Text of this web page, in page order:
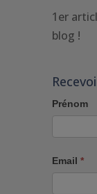
1er
blog !
Prénom
Email *